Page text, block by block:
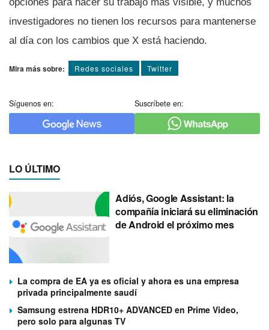
investigadores no tienen los recursos para mantenerse
al día con los cambios que X está haciendo.
Mira más sobre: Redes sociales Twitter
Síguenos en: Suscríbete en:
LO ÚLTIMO
Adiós, Google Assistant: la
compañía iniciará su eliminación
de Android el próximo mes
La compra de EA ya es oficial y ahora es una empresa
privada principalmente saudí
Samsung estrena HDR10+ ADVANCED en Prime Video,
pero solo para algunas TV